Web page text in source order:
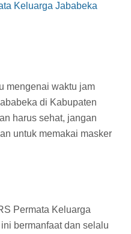
Keluarga Jababeka
mengenai waktu jam
di Kabupaten
harus sehat, jangan
untuk memakai masker
Permata Keluarga
bermanfaat dan selalu